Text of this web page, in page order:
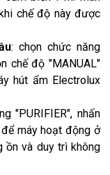
chế độ này được
: chọn chức năng
chế độ "MANUAL"
hút ẩm Electrolux
"PURIFIER", nhấn
máy hoạt động ở
ồn và duy trì không